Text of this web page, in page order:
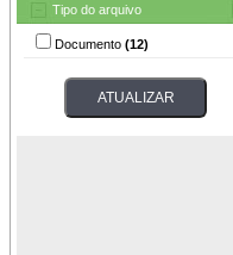
Tipo do arquivo
Documento (12)